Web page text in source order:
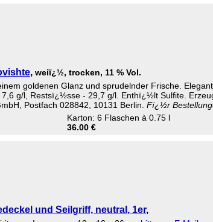
, weiï¿½, trocken, 11 % Vol.
goldenen Glanz und sprudelnder Frische.
g/l, Restsï¿½sse - 29,7 g/l. Enthï¿½lt Sulfite.
Postfach 028842, 10131 Berlin. Fï¿½r
Karton: 6 Flaschen à 0.75 l
36.00 €
und Seilgriff, neutral, 1er,